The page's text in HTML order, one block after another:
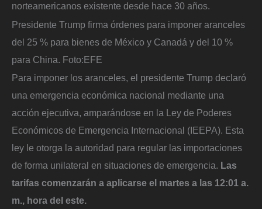
norteamericanos existente desde hace 30 años.
Presidente Trump firma órdenes para imponer aranceles
del 25 % para bienes de México y Canadá y del 10 %
para China. Foto:EFE
Para imponer los aranceles, el presidente Trump declaró
una emergencia económica nacional mediante una
acción ejecutiva, amparándose en la Ley de Poderes
Económicos de Emergencia Internacional (IEEPA). Esta
ley le otorga la autoridad para regular las importaciones
de forma unilateral en situaciones de emergencia. Las
tarifas comenzarán a aplicarse el martes a las 12:01 a.
m., hora del este.